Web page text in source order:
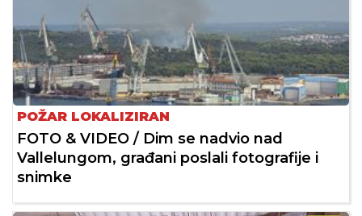
POŽAR LOKALIZIRAN
FOTO & VIDEO / Dim se nadvio nad
Vallelungom, građani poslali fotografije i
snimke